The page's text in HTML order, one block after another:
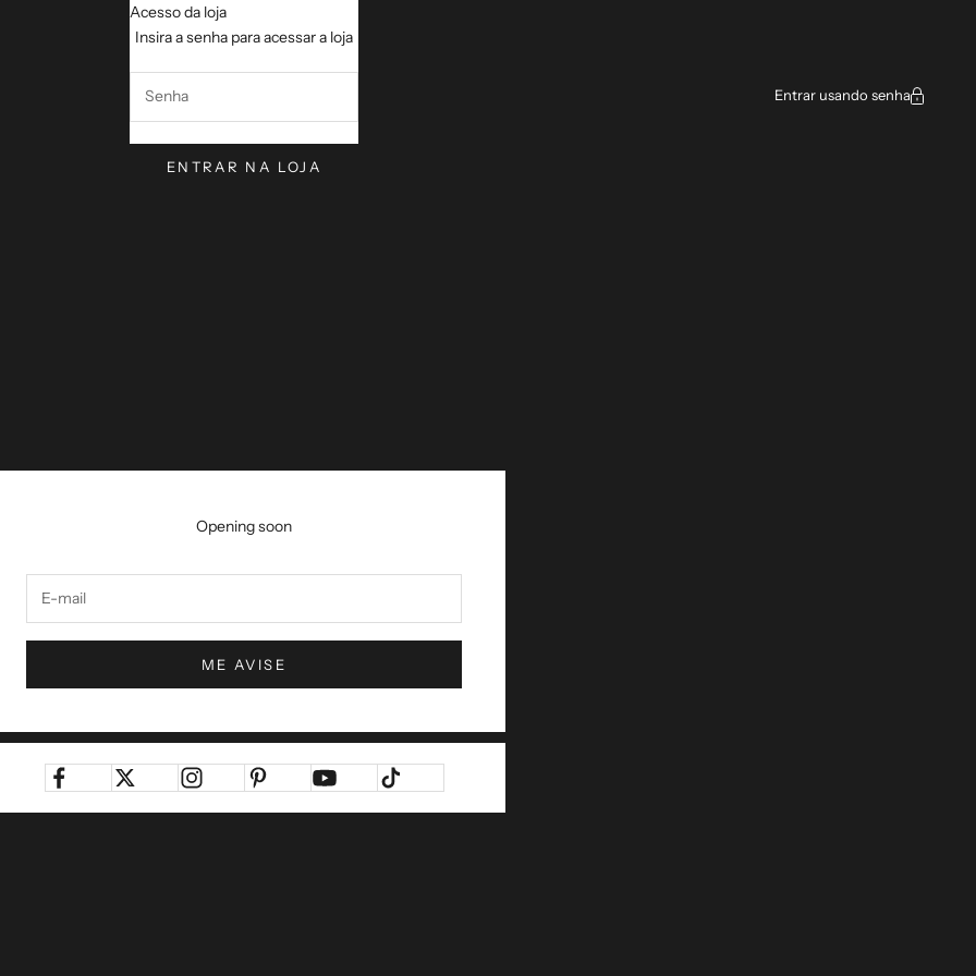
VerseVisions by Mark Lawrence
Entrar usando senha
Acesso da loja
Insira a senha para acessar a loja
ENTRAR NA LOJA
Opening soon
ME AVISE